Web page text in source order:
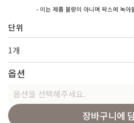
- 이는 제품 불량이 아니며 왁스에 녹아
단위
1개
옵션
옵션을 선택해주세요.
장바구니에